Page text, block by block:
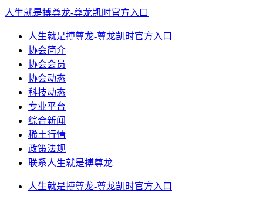
人生就是搏尊龙-尊龙凯时官方入口
人生就是搏尊龙-尊龙凯时官方入口
协会简介
协会会员
协会动态
科技动态
专业平台
综合新闻
稀土行情
政策法规
联系人生就是搏尊龙
人生就是搏尊龙-尊龙凯时官方入口